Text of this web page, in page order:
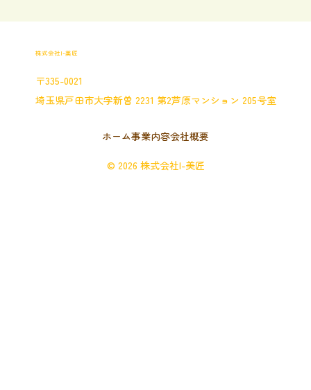
株式会社I-美匠
〒335-0021
埼玉県戸田市大字新曽 2231 第2芦原マンション 205号室
ホーム事業内容会社概要
© 2026 株式会社I-美匠